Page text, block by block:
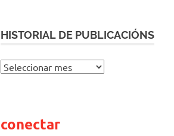
HISTORIAL DE PUBLICACIÓNS
H
O
conectar